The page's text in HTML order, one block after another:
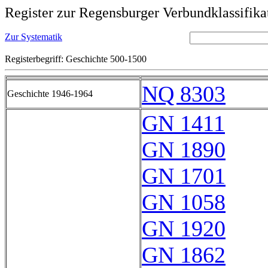
Register zur Regensburger
Zur Systematik
Registerbegriff: Geschichte 500-1500
Geschichte 1946-1964 NQ 8303
GN 1411
GN 1890
GN 1701
GN 1058
GN 1920
GN 1862